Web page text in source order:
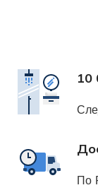
10
По